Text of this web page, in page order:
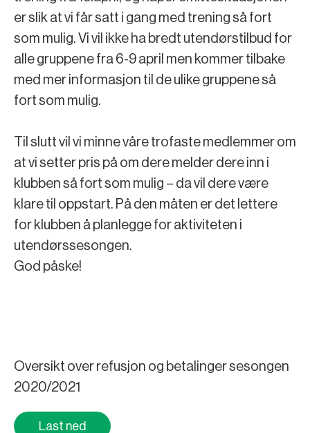
er slik at vi får satt i gang med trening så fort
som mulig. Vi vil ikke ha bredt utendørstilbud for
alle gruppene fra 6-9 april men kommer tilbake
med mer informasjon til de ulike gruppene så
fort som mulig.
Til slutt vil vi minne våre trofaste medlemmer om
at vi setter pris på om dere melder dere inn i
klubben så fort som mulig – da vil dere være
klare til oppstart. På den måten er det lettere
for klubben å planlegge for aktiviteten i
utendørssesongen.
God påske!
Oversikt over refusjon og betalinger sesongen
2020/2021
Last ned